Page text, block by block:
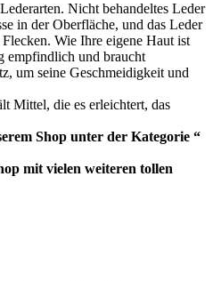
Nicht behandeltes Leder
in der Oberfläche, und das Leder
Wie Ihre eigene Haut ist
empfindlich und braucht
um seine Geschmeidigkeit und
Mittel, die es erleichtert, das
Shop unter der Kategorie “
mit vielen weiteren tollen